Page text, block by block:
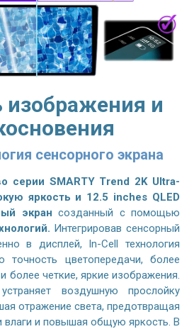
изображения и
сенсорного экрана
серии SMARTY Trend 2K Ultra-
яркость и 12.5 inches QLED
экран созданный с помощью
Интегрировав сенсорный
в дисплей, In-Cell технология
точность цветопередачи, более
более четкие, яркие изображения.
воздушную прослойку
отражение света, предотвращая
влаги и повышая общую яркость. В